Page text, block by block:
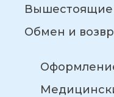
Вышестоящие
Обмен и